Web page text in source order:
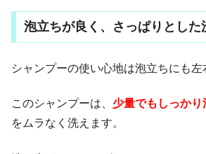
泡立ちが良く、さっぱりとした
シャンプーの使い心地は泡立ちにも左
このシャンプーは、 少量でもしっかり
をムラなく洗えます。